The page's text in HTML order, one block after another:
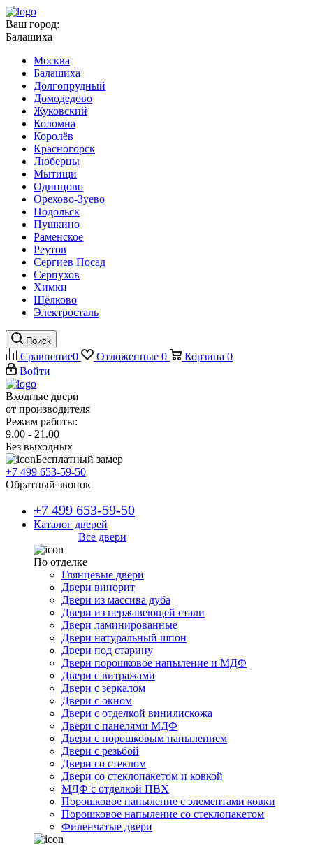
Ваш город:
Балашиха
Москва
Балашиха
Долгопрудный
Домодедово
Жуковский
Коломна
Королёв
Красногорск
Люберцы
Мытищи
Одинцово
Орехово-Зуево
Подольск
Пушкино
Раменское
Реутов
Сергиев Посад
Серпухов
Химки
Щёлково
Электросталь
Поиск
Сравнение0 Отложенные 0 Корзина 0
Войти
Входные двери
от производителя
Режим работы:
9.00 - 21.00
Без выходных
Бесплатный замер
+7 499 653-59-50
Обратный звонок
+7 499 653-59-50
Каталог дверей
Все двери
По отделке
Глянцевые двери
Двери винорит
Двери из массива дуба
Двери из нержавеющей стали
Двери ламинированные
Двери натуральный шпон
Двери под старину
Двери порошковое напыление и МДФ
Двери с витражами
Двери с зеркалом
Двери с окном
Двери с отделкой винилискожа
Двери с панелями МДФ
Двери с порошковым напылением
Двери с резьбой
Двери со стеклом
Двери со стеклопакетом и ковкой
МДФ с отделкой ПВХ
Порошковое напыление с элементами ковки
Порошковое напыление со стеклопакетом
Филенчатые двери